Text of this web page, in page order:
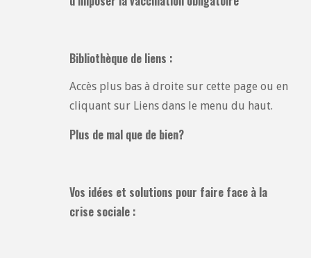
Bibliothèque de liens :
Accès plus bas à droite sur cette page ou en
cliquant sur Liens dans le menu du haut.
Plus de mal que de bien?
Vos idées et solutions pour faire face à la
crise sociale :